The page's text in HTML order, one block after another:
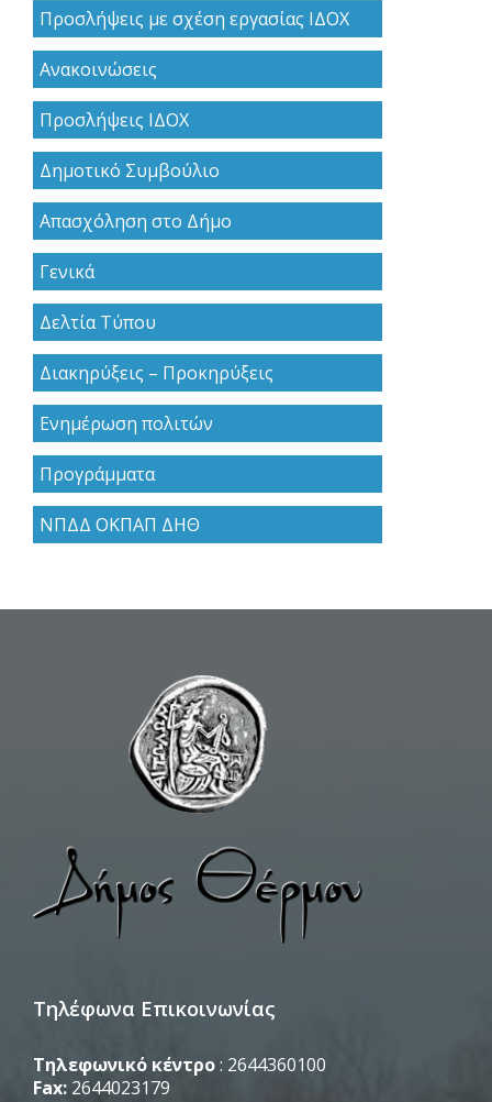
Προσλήψεις με σχέση εργασίας ΙΔΟΧ
Ανακoινώσεις
Προσλήψεις ΙΔΟΧ
Δημοτικό Συμβούλιο
Απασχόληση στο Δήμο
Γενικά
Δελτία Τύπου
Διακηρύξεις – Προκηρύξεις
Ενημέρωση πολιτών
Προγράμματα
ΝΠΔΔ ΟΚΠΑΠ ΔΗΘ
Τηλέφωνα Επικοινωνίας
Τηλεφωνικό κέντρο: 2644360100
Fax: 2644023179